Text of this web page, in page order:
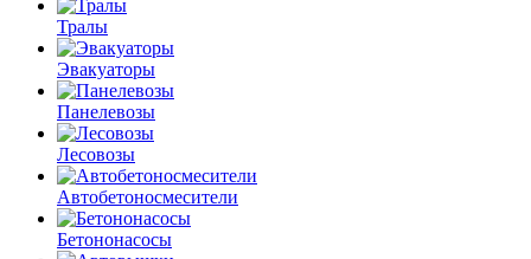
Тралы
Эвакуаторы
Панелевозы
Лесовозы
Автобетоно­смесители
Бетононасосы